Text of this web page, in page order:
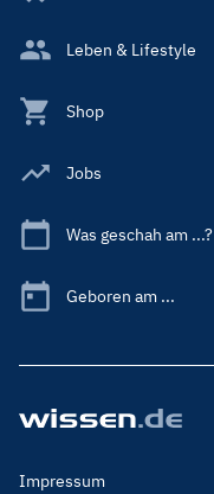
Leben & Lifestyle
Shop
Jobs
Was geschah am ...?
Geboren am ...
Footer
Impressum